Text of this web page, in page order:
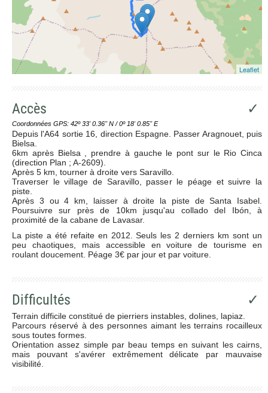
Leaflet
Accès ✓
Coordonnées GPS: 42º 33' 0.36'' N / 0º 18' 0.85'' E
Depuis l'A64 sortie 16, direction Espagne. Passer Aragnouet, puis
Bielsa.
6km après Bielsa , prendre à gauche le pont sur le Rio Cinca
(direction Plan ; A-2609).
Après 5 km, tourner à droite vers Saravillo.
Traverser le village de Saravillo, passer le péage et suivre la
piste.
Après 3 ou 4 km, laisser à droite la piste de Santa Isabel.
Poursuivre sur près de 10km jusqu'au collado del Ibón, à
proximité de la cabane de Lavasar.
La piste a été refaite en 2012. Seuls les 2 derniers km sont un
peu chaotiques, mais accessible en voiture de tourisme en
roulant doucement. Péage 3€ par jour et par voiture.
Difficultés ✓
Terrain difficile constitué de pierriers instables, dolines, lapiaz.
Parcours réservé à des personnes aimant les terrains rocailleux
sous toutes formes.
Orientation assez simple par beau temps en suivant les cairns,
mais pouvant s'avérer extrêmement délicate par mauvaise
visibilité.